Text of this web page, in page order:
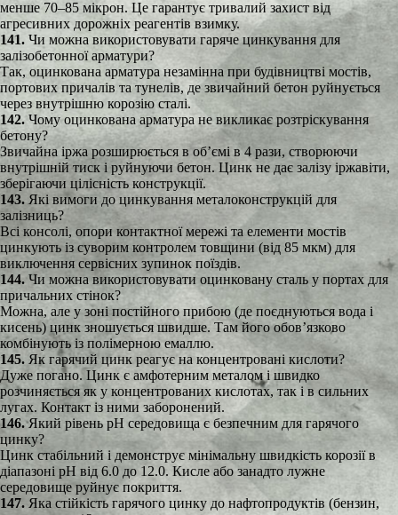
менше 70–85 мікрон. Це гарантує тривалий захист від
агресивних дорожніх реагентів взимку.
141. Чи можна використовувати гаряче цинкування для
залізобетонної арматури?
Так, оцинкована арматура незамінна при будівництві мостів,
портових причалів та тунелів, де звичайний бетон руйнується
через внутрішню корозію сталі.
142.Чому оцинкована арматура не викликає розтріскування
бетону?
Звичайна іржа розширюється в об’ємі в 4 рази, створюючи
внутрішній тиск і руйнуючи бетон. Цинк не дає залізу іржавіти,
зберігаючи цілісність конструкції.
143. Які вимоги до цинкування металоконструкцій для
залізниць?
Всі консолі, опори контактної мережі та елементи мостів
цинкують із суворим контролем товщини (від 85 мкм) для
виключення сервісних зупинок поїздів.
144.Чи можна використовувати оцинковану сталь у портах для
причальних стінок?
Можна, але у зоні постійного прибою (де поєднуються вода і
кисень) цинк зношується швидше. Там його обов’язково
комбінують із полімерною емаллю.
145. Як гарячий цинк реагує на концентровані кислоти?
Дуже погано. Цинк є амфотерним металом і швидко
розчиняється як у концентрованих кислотах, так і в сильних
лугах. Контакт із ними заборонений.
146.Який рівень pH середовища є безпечним для гарячого
цинку?
Цинк стабільний і демонструє мінімальну швидкість корозії в
діапазоні pH від 6.0 до 12.0. Кисле або занадто лужне
середовище руйнує покриття.
147. Яка стійкість гарячого цинку до нафтопродуктів (бензин,